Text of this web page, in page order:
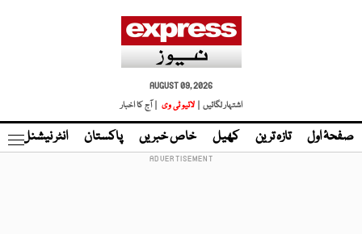
AUGUST 09, 2026
اشتہار لگائیں |
لائیو ٹی وی | آج کا اخبار
صفحۂ اول تازہ ترین کھیل خاص خبریں پاکستان انٹر نیشنل